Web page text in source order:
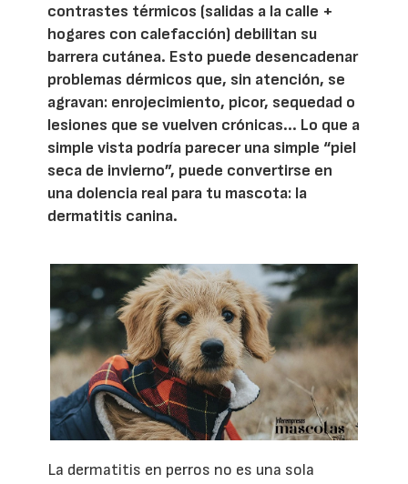
contrastes térmicos (salidas a la calle +
hogares con calefacción) debilitan su
barrera cutánea. Esto puede desencadenar
problemas dérmicos que, sin atención, se
agravan: enrojecimiento, picor, sequedad o
lesiones que se vuelven crónicas... Lo que a
simple vista podría parecer una simple “piel
seca de invierno”, puede convertirse en
una dolencia real para tu mascota: la
dermatitis canina.
La dermatitis en perros no es una sola